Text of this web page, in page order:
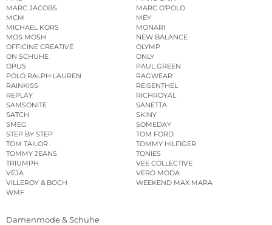
MARC JACOBS
MARC O’POLO
MCM
MEY
MICHAEL KORS
MONARI
MOS MOSH
NEW BALANCE
OFFICINE CREATIVE
OLYMP
ON SCHUHE
ONLY
OPUS
PAUL GREEN
POLO RALPH LAUREN
RAGWEAR
RAINKISS
REISENTHEL
REPLAY
RICHROYAL
SAMSONITE
SANETTA
SATCH
SKINY
SMEG
SOMEDAY
STEP BY STEP
TOM FORD
TOM TAILOR
TOMMY HILFIGER
TOMMY JEANS
TONIES
TRIUMPH
VEE COLLECTIVE
VEJA
VERO MODA
VILLEROY & BOCH
WEEKEND MAX MARA
WMF
Damenmode & Schuhe